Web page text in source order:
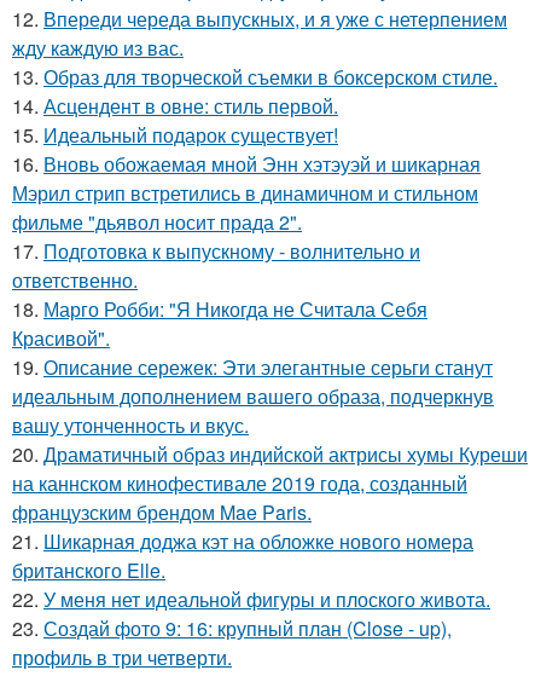
12. Впереди череда выпускных, и я уже с нетерпением
жду каждую из вас.
13. Образ для творческой съемки в боксерском стиле.
14. Асцендент в овне: стиль первой.
15. Идеальный подарок существует!
16. Вновь обожаемая мной Энн хэтэуэй и шикарная
Мэрил стрип встретились в динамичном и стильном
фильме "дьявол носит прада 2".
17. Подготовка к выпускному - волнительно и
ответственно.
18. Марго Робби: "Я Никогда не Считала Себя
Красивой".
19. Описание сережек: Эти элегантные серьги станут
идеальным дополнением вашего образа, подчеркнув
вашу утонченность и вкус.
20. Драматичный образ индийской актрисы хумы Куреши
на каннском кинофестивале 2019 года, созданный
французским брендом Mae Paris.
21. Шикарная доджа кэт на обложке нового номера
британского Elle.
22. У меня нет идеальной фигуры и плоского живота.
23. Создай фото 9: 16: крупный план (Close - up),
профиль в три четверти.